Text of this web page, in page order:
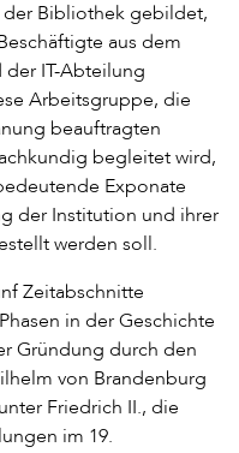
Bibliothek gebildet,
aus dem
IT-Abteilung
Arbeitsgruppe, die
beauftragten
begleitet wird,
Exponate
der Institution und ihrer
werden soll.
Zeitabschnitte
in der Geschichte
Gründung durch den
von Brandenburg
Friedrich II., die
im 19.